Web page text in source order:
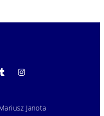
Janota